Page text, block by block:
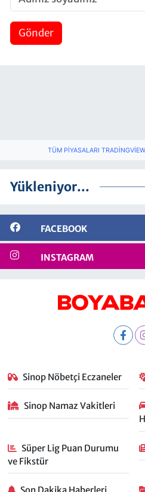
Gönder
TÜM PIYASALARI
Yükleniyor...
FACEBOOK
INSTAGRAM
Sinop Nöbetçi Eczaneler
Sinop Namaz Vakitleri
Süper Lig Puan Durumu
ve Fikstür